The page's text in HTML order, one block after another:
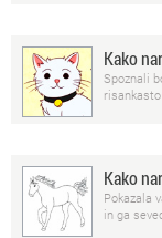
Kako
Spoznali
Kako
Pokazala
in ga